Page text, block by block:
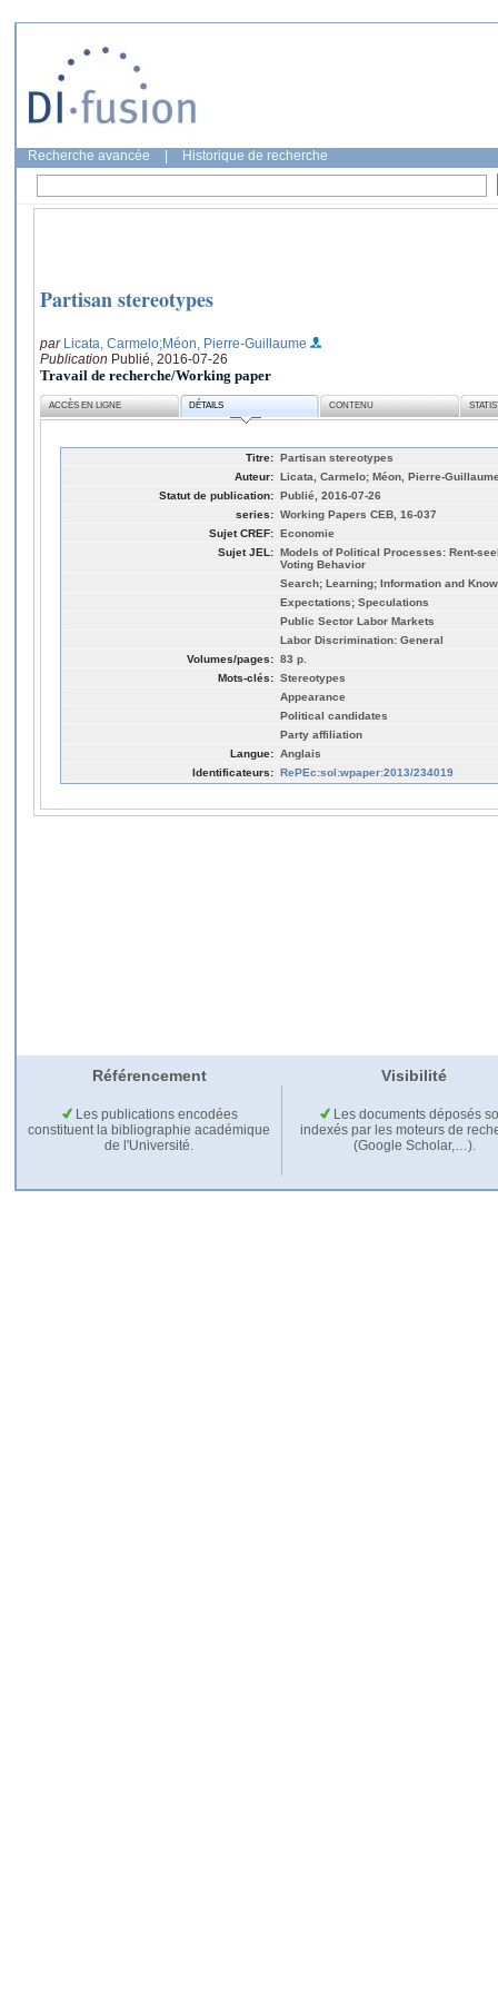
Recherche avancée Historique de recherche
Partisan stereotypes
par Licata, Carmelo;Méon, Pierre-Guillaume
Publication Publié, 2016-07-26
Travail de recherche/Working paper
ACCÈS EN LIGNE DÉTAILS CONTENU
Titre: Partisan stereotypes
Auteur: Licata, Carmelo; Méon, Pierre-
Statut de publication: Publié, 2016-07-26
series: Working Papers CEB, 16-037
Sujet CREF: Economie
Sujet JEL: Models of Political Processes: Rent-
Voting Behavior
Search; Learning; Information and
Expectations; Speculations
Public Sector Labor Markets
Labor Discrimination: General
Volumes/pages: 83 p.
Mots-clés: Stereotypes
Appearance
Political candidates
Party affiliation
Langue: Anglais
Identificateurs: RePEc:sol:wpaper:2013/234019
Référencement Visibilité
Les publications encodées
constituent la bibliographie académique
de l'Université.
Les documents déposés
indexés par les moteurs de
(Google Scholar,…).